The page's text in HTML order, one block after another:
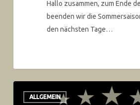
Hallo zusammen, zum Ende
beenden wir die
den nächsten Tage…
ALLGEMEIN